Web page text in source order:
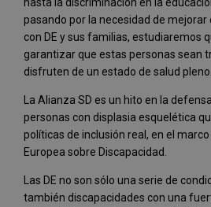
pasando por la necesidad de mejorar
con DE y sus familias, estudiaremos
garantizar que estas personas sean
disfruten de un estado de salud pleno.
La Alianza SD es un hito en la
personas con displasia esquelética
políticas de inclusión real, en el
Europea sobre Discapacidad.
Las DE no son sólo una serie de
también discapacidades con una